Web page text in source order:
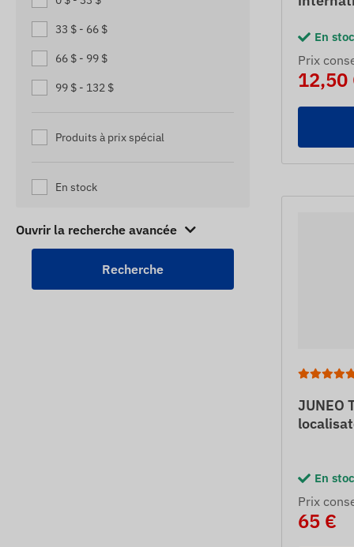
ÂGÉES
TRAQUEURS DE REMORQUES
33 $ - 66 $
66 $ - 99 $
99 $ - 132 $
Produits à prix spécial
En stock
Ouvrir la recherche avancée
En
Prix
12,50
JUNEO
En
Prix
65 €